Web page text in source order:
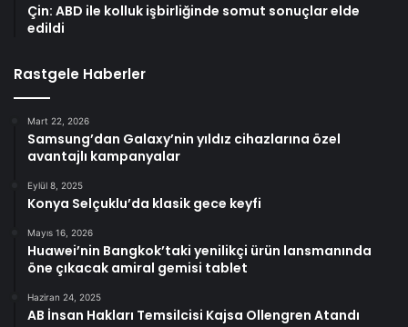
Çin: ABD ile kolluk işbirliğinde somut sonuçlar elde
edildi
Rastgele Haberler
Mart 22, 2026
Samsung’dan Galaxy’nin yıldız cihazlarına özel
avantajlı kampanyalar
Eylül 8, 2025
Konya Selçuklu’da klasik gece keyfi
Mayıs 16, 2026
Huawei’nin Bangkok’taki yenilikçi ürün lansmanında
öne çıkacak amiral gemisi tablet
Haziran 24, 2025
AB İnsan Hakları Temsilcisi Kajsa Ollengren Atandı